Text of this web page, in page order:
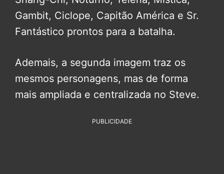
Gambit, Ciclope, Capitão América e Sr.
Fantástico prontos para a batalha.
Ademais, a segunda imagem traz os
mesmos personagens, mas de forma
mais ampliada e centralizada no Steve.
PUBLICIDADE